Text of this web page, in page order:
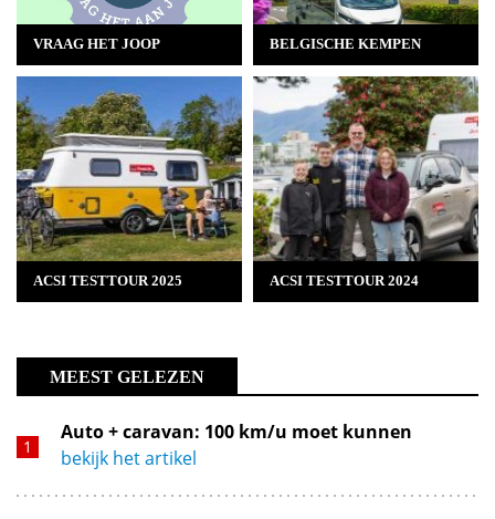
VRAAG HET JOOP
ACSI TESTTOUR 2025
BELGISCHE KEMPEN
ACSI TESTTOUR 2024
MEEST GELEZEN
Auto + caravan: 100 km/u moet kunnen
bekijk het artikel